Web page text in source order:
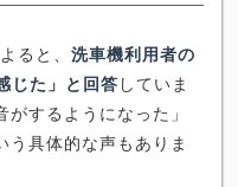
ると、 洗車機利用者の
じた」と回答 していま
するようになった」
う具体的な声もありま